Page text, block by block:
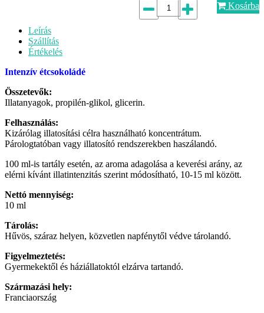
Kosárba
Leírás
Szállítás
Értékelés
Intenzív étcsokoládé
Összetevők:
Illatanyagok, propilén-glikol, glicerin.
Felhasználás:
Kizárólag illatosítási célra használható koncentrátum.
Párologtatóban vagy illatosító rendszerekben haszálandó.
100 ml-is tartály esetén, az aroma adagolása a keverési arány, az
elérni kívánt illatintenzitás szerint módosítható, 10-15 ml között.
Nettó mennyiség:
10 ml
Tárolás:
Hűvös, száraz helyen, közvetlen napfénytől védve tárolandó.
Figyelmeztetés:
Gyermekektől és háziállatoktól elzárva tartandó.
Származási hely:
Franciaország